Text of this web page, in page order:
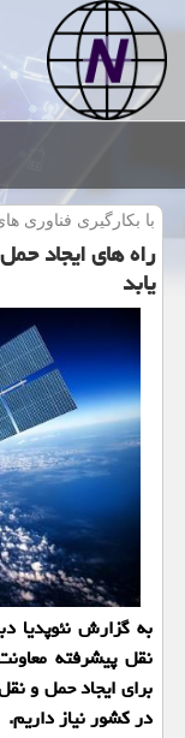
با بكارگیری فناوری
راه های ایجاد
یابد
به گزارش نئوپدیا
نقل پیشرفته
برای ایجاد حمل و
در كشور نیاز داریم.